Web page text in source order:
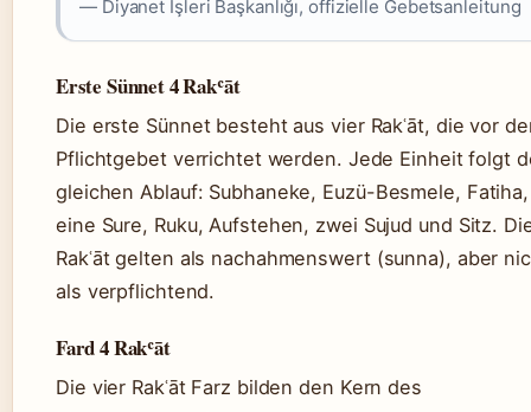
— Diyanet İşleri Başkanlığı, offizielle Gebetsanleitung
Erste Sünnet 4 Rakʿāt
Die erste Sünnet besteht aus vier Rakʿāt, die vor
Pflichtgebet verrichtet werden. Jede Einheit folgt
gleichen Ablauf: Subhaneke, Euzü-Besmele, Fatiha,
eine Sure, Ruku, Aufstehen, zwei Sujud und Sitz.
Rakʿāt gelten als nachahmenswert (sunna), aber
als verpflichtend.
Fard 4 Rakʿāt
Die vier Rakʿāt Farz bilden den Kern des